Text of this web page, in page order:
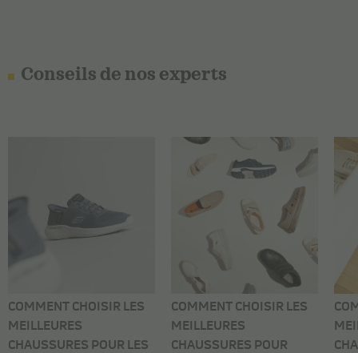
Conseils de nos experts
COMMENT CHOISIR LES
MEILLEURES
CHAUSSURES POUR LES
COMMENT CHOISIR LES
MEILLEURES
CHAUSSURES POUR